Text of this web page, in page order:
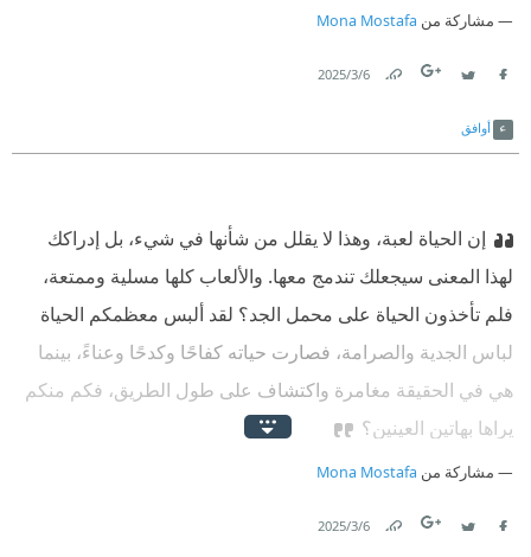
والله يحب أن يطوركم ويوسعكم، والذكي هو من فهم هذه
مشاركة من Mona Mostafa
6‏/3‏/2025
أوافق
إن الحياة لعبة، وهذا لا يقلل من شأنها في شيء، بل إدراكك
لهذا المعنى سيجعلك تندمج معها. والألعاب كلها مسلية وممتعة،
فلم تأخذون الحياة على محمل الجد؟ لقد ألبس معظمكم الحياة
لباس الجدية والصرامة، فصارت حياته كفاحًا وكدحًا وعناءً، بينما
هي في الحقيقة مغامرة واكتشاف على طول الطريق، فكم منكم
يراها بهاتين العينين؟
مشاركة من Mona Mostafa
6‏/3‏/2025